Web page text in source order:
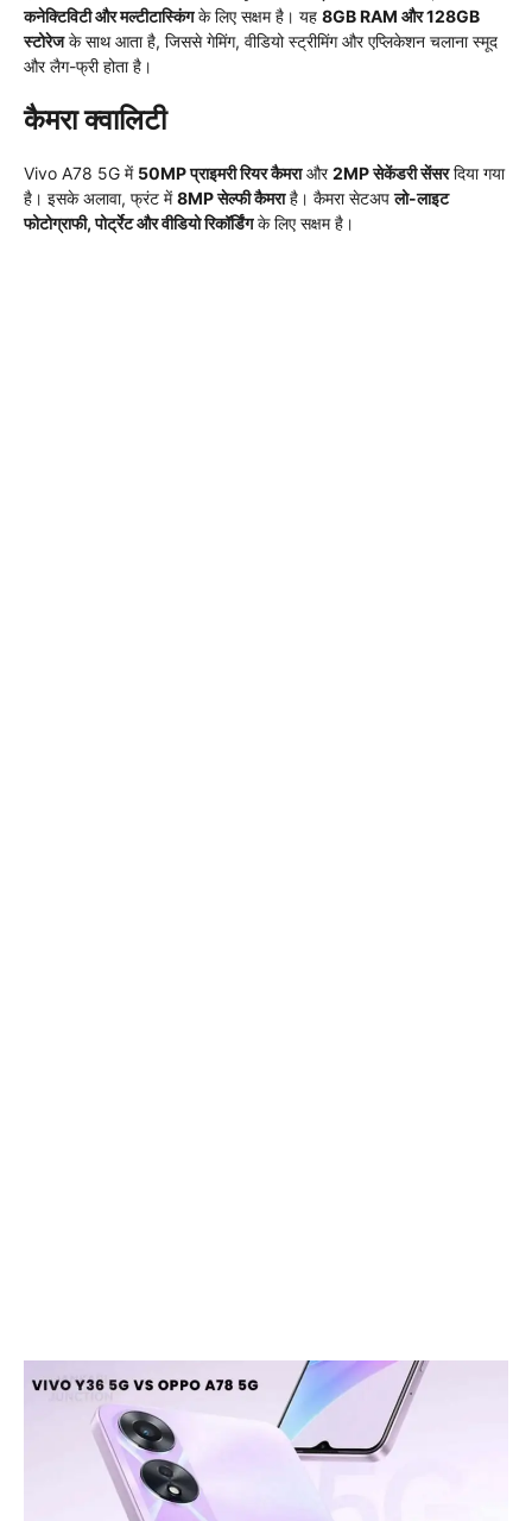
कनेक्टिविटी और मल्टीटास्किंगके लिए सक्षम है। यह 8GB RAM और 128GB
स्टोरेजके साथ आता है, जिससे गेमिंग, वीडियो स्ट्रीमिंग और एप्लिकेशन चलाना स्मूद
और लैग-फ्री होता है।
कैमरा क्वालिटी
Vivo A78 5G में 50MP प्राइमरी रियर कैमराऔर2MP सेकेंडरी सेंसरदिया गया
है। इसके अलावा, फ्रंट में8MP सेल्फी कैमराहै। कैमरा सेटअपलो-लाइट
फोटोग्राफी, पोर्ट्रेट और वीडियो रिकॉर्डिंगके लिए सक्षम है।